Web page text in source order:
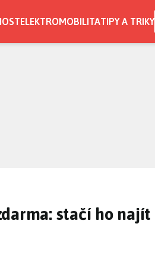
ELEKTROMOBILITATIPY A TRIKY
stačí ho najít